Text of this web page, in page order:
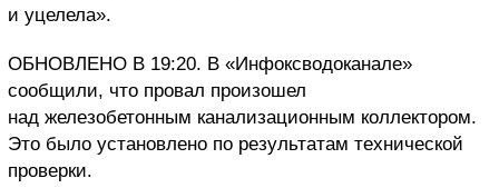
и уцелела».
ОБНОВЛЕНО В 19:20. В «Инфоксводоканале»
сообщили, что провал произошел
над железобетонным канализационным коллектором.
Это было установлено по результатам технической
проверки.